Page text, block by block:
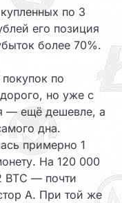
по 3
его позиция
более 70%.
по
но уже с
— ещё дешевле, а
дна.
примерно 1
На 120 000
BTC — почти
А. При той же